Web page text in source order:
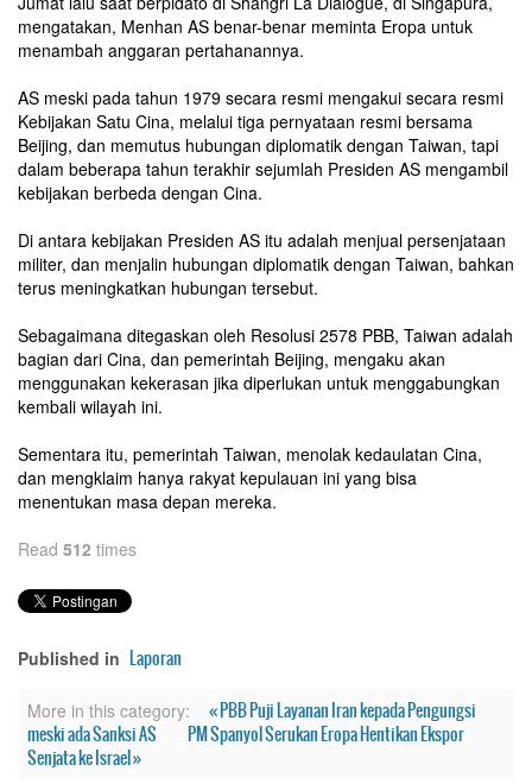
mengatakan, Menhan AS benar-benar meminta Eropa untuk
menambah anggaran pertahanannya.
AS meski pada tahun 1979 secara resmi mengakui secara resmi
Kebijakan Satu Cina, melalui tiga pernyataan resmi bersama
Beijing, dan memutus hubungan diplomatik dengan Taiwan, tapi
dalam beberapa tahun terakhir sejumlah Presiden AS mengambil
kebijakan berbeda dengan Cina.
Di antara kebijakan Presiden AS itu adalah menjual persenjataan
militer, dan menjalin hubungan diplomatik dengan Taiwan, bahkan
terus meningkatkan hubungan tersebut.
Sebagaimana ditegaskan oleh Resolusi 2578 PBB, Taiwan adalah
bagian dari Cina, dan pemerintah Beijing, mengaku akan
menggunakan kekerasan jika diperlukan untuk menggabungkan
kembali wilayah ini.
Sementara itu, pemerintah Taiwan, menolak kedaulatan Cina,
dan mengklaim hanya rakyat kepulauan ini yang bisa
menentukan masa depan mereka.
Read 512 times
Published in Laporan
More in this category:
« PBB Puji Layanan Iran kepada Pengungsi
meski ada Sanksi AS
PM Spanyol Serukan Eropa Hentikan Ekspor
Senjata ke Israel »